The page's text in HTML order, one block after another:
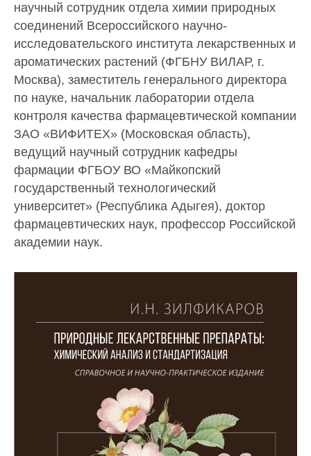
научный сотрудник отдела химии природных
соединений Всероссийского научно-
исследовательского института лекарственных и
ароматических растений (ФГБНУ ВИЛАР, г.
Москва), заместитель генерального директора
по науке, начальник лаборатории отдела
контроля качества фармацевтической компании
ЗАО «ВИФИТЕХ» (Московская область),
ведущий научный сотрудник кафедры
фармации ФГБОУ ВО «Майкопский
государственный технологический
университет» (Республика Адыгея), доктор
фармацевтических наук, профессор Российской
академии наук.